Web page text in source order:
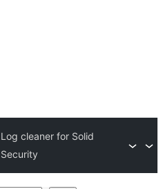
Log cleaner for Solid
Security